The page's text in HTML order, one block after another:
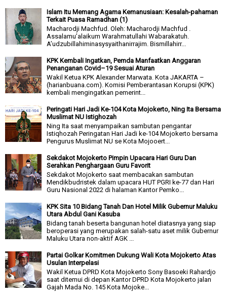
Islam Itu Memang Agama Kemanusiaan: Kesalah-pahaman
Terkait Puasa Ramadhan (1)
Macharodji Machfud. Oleh: Macharodji Machfud .
Assalamu’alaikum Warahmatullahi Wabarakatuh.
A’udzubillahiminasysyaithanirrajim. Bismillahirr...
KPK Kembali Ingatkan, Pemda Manfaatkan Anggaran
Penanganan Covid–19 Sesuai Aturan
Wakil Ketua KPK Alexander Marwata. Kota JAKARTA –
(harianbuana.com). Komisi Pemberantasan Korupsi (KPK)
kembali mengingatkan pemerint...
Peringati Hari Jadi Ke-104 Kota Mojokerto, Ning Ita Bersama
Muslimat NU Istighozah
Ning Ita saat menyampaikan sambutan pengantar
Istiqhozah Peringatan Hari Jadi ke-104 Mojokerto bersama
Pengurus Muslimat NU se Kota Mojooert...
Sekdakot Mojokerto Pimpin Upacara Hari Guru Dan
Serahkan Penghargaan Guru Favorit
Sekdakot Mojokerto saat membacakan sambutan
Mendikbudristek dalam upacara HUT PGRI ke-77 dan Hari
Guru Nasional 2022 di halaman Kantor Pemko...
KPK Sita 10 Bidang Tanah Dan Hotel Milik Gubernur Maluku
Utara Abdul Gani Kasuba
Bidang tanah beserta bangunan hotel diatasnya yang siap
beroperasi yang merupakan salah-satu aset milik Gubernur
Maluku Utara non-aktif AGK ...
Partai Golkar Komitmen Dukung Wali Kota Mojokerto Atas
Usulan Interpelasi
Wakil Ketua DPRD Kota Mojokerto Sony Basoeki Rahardjo
saat ditemui di depan Kantor DPRD Kota Mojokerto jalan
Gajah Mada No. 145 Kota Mojoke...